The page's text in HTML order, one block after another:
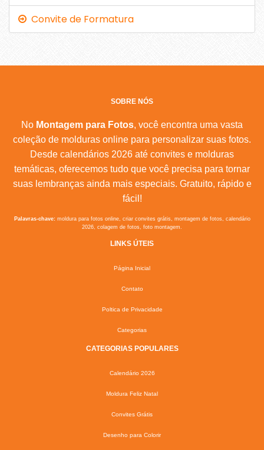
Convite de Formatura
SOBRE NÓS
No Montagem para Fotos, você encontra uma vasta
coleção de molduras online para personalizar suas fotos.
Desde calendários 2026 até convites e molduras
temáticas, oferecemos tudo que você precisa para tornar
suas lembranças ainda mais especiais. Gratuito, rápido e
fácil!
Palavras-chave:moldura para fotos online, criar convites grátis, montagem de fotos, calendário
2026, colagem de fotos, foto montagem.
LINKS ÚTEIS
Página Inicial
Contato
Poltica de Privacidade
Categorias
CATEGORIAS POPULARES
Calendário 2026
Moldura Feliz Natal
Convites Grátis
Desenho para Colorir